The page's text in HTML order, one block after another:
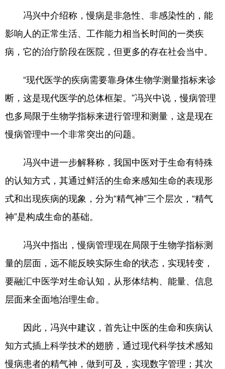
浙江 安徽 福建 江西
山东 河南 湖北 湖南
四川 贵州 云南 西藏
陕西 甘肃 青海 宁夏
新疆 内蒙古 黑龙江
English Español Français عربى
Русский язык
冯兴中介绍称，慢病是非急性、非感染性的，能
影响人的正常生活、工作能力相当长时间的一类疾
病，它的治疗阶段在医院，但更多的存在社会当中。
“现代医学的疾病需要靠身体生物学测量指标来诊
断，这是现代医学的总体框架。”冯兴中说，慢病管理
也多局限于生物学指标来进行管理和测量，这是现在
慢病管理中一个非常突出的问题。
冯兴中进一步解释称，我国中医对于生命有特殊
的认知方式，其通过鲜活的生命来感知生命的表现形
式和出现疾病的现象，分为“精气神”三个层次，“精气
神”是构成生命的基础。
冯兴中指出，慢病管理现在局限于生物学指标测
量的层面，远不能反映实际生命的状态，实现转变，
要融汇中医学对生命认知，从形体结构、能量、信息
层面来全面地治理生命。
因此，冯兴中建议，首先让中医的生命和疾病认
知方式插上科学技术的翅膀，通过现代科学技术感知
慢病患者的精气神，做到可及，实现数字管理；其次